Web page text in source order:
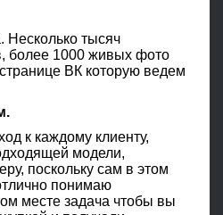
Несколько тысяч
более 1000 живых фото
ВК которую ведем
к каждому клиенту,
модели,
поскольку сам в этом
понимаю
месте задача чтобы вы